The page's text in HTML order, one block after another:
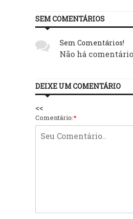
SEM COMENTÁRIOS
Sem Comentários!
Não há
DEIXE UM COMENTÁRIO
<<
Comentário:*